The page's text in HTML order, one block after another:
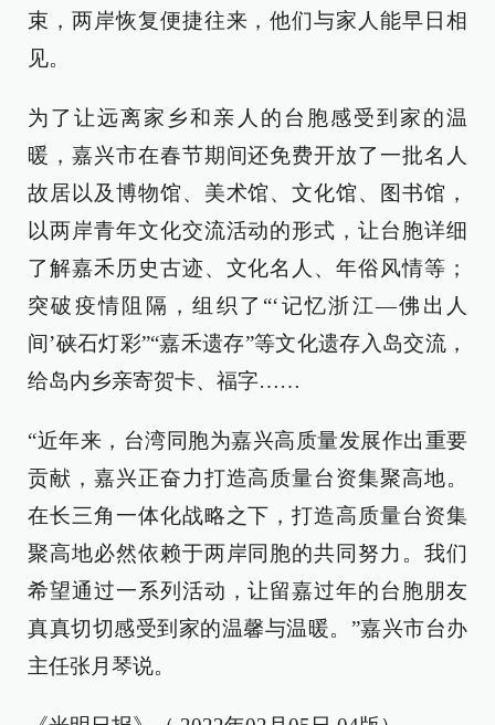
束，两岸恢复便捷往来，他们与家人能早日相
见。
为了让远离家乡和亲人的台胞感受到家的温
暖，嘉兴市在春节期间还免费开放了一批名人
故居以及博物馆、美术馆、文化馆、图书馆，
以两岸青年文化交流活动的形式，让台胞详细
了解嘉禾历史古迹、文化名人、年俗风情等；
突破疫情阻隔，组织了“‘记忆浙江—佛出人
间’硖石灯彩”“嘉禾遗存”等文化遗存入岛交流，
给岛内乡亲寄贺卡、福字……
“近年来，台湾同胞为嘉兴高质量发展作出重要
贡献，嘉兴正奋力打造高质量台资集聚高地。
在长三角一体化战略之下，打造高质量台资集
聚高地必然依赖于两岸同胞的共同努力。我们
希望通过一系列活动，让留嘉过年的台胞朋友
真真切切感受到家的温馨与温暖。”嘉兴市台办
主任张月琴说。